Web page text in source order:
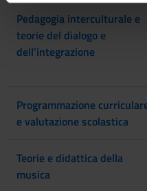
nostri partner che si
pubblicità e social media, i
con altre informazioni che
Pedagogia interculturale e
teorie del dialogo e
dell'integrazione
Programmazione
e valutazione scolastica
Teorie e didattica della
musica